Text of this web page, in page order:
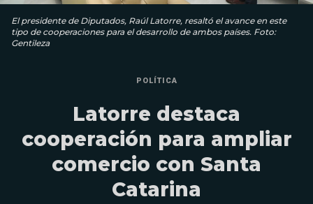
El presidente de Diputados, Raúl Latorre, resaltó el avance en este
tipo de cooperaciones para el desarrollo de ambos países. Foto:
Gentileza
POLÍTICA
Latorre destaca
cooperación para ampliar
comercio con Santa
Catarina